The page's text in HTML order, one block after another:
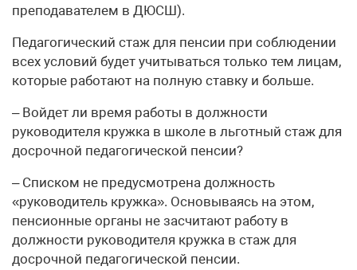
преподавателем в ДЮСШ).
Педагогический стаж для пенсии при соблюдении
всех условий будет учитываться только тем лицам,
которые работают на полную ставку и больше.
– Войдет ли время работы в должности
руководителя кружка в школе в льготный стаж для
досрочной педагогической пенсии?
– Списком не предусмотрена должность
«руководитель кружка». Основываясь на этом,
пенсионные органы не засчитают работу в
должности руководителя кружка в стаж для
досрочной педагогической пенсии.